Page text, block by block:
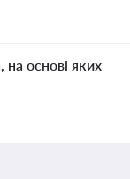
на основі яких